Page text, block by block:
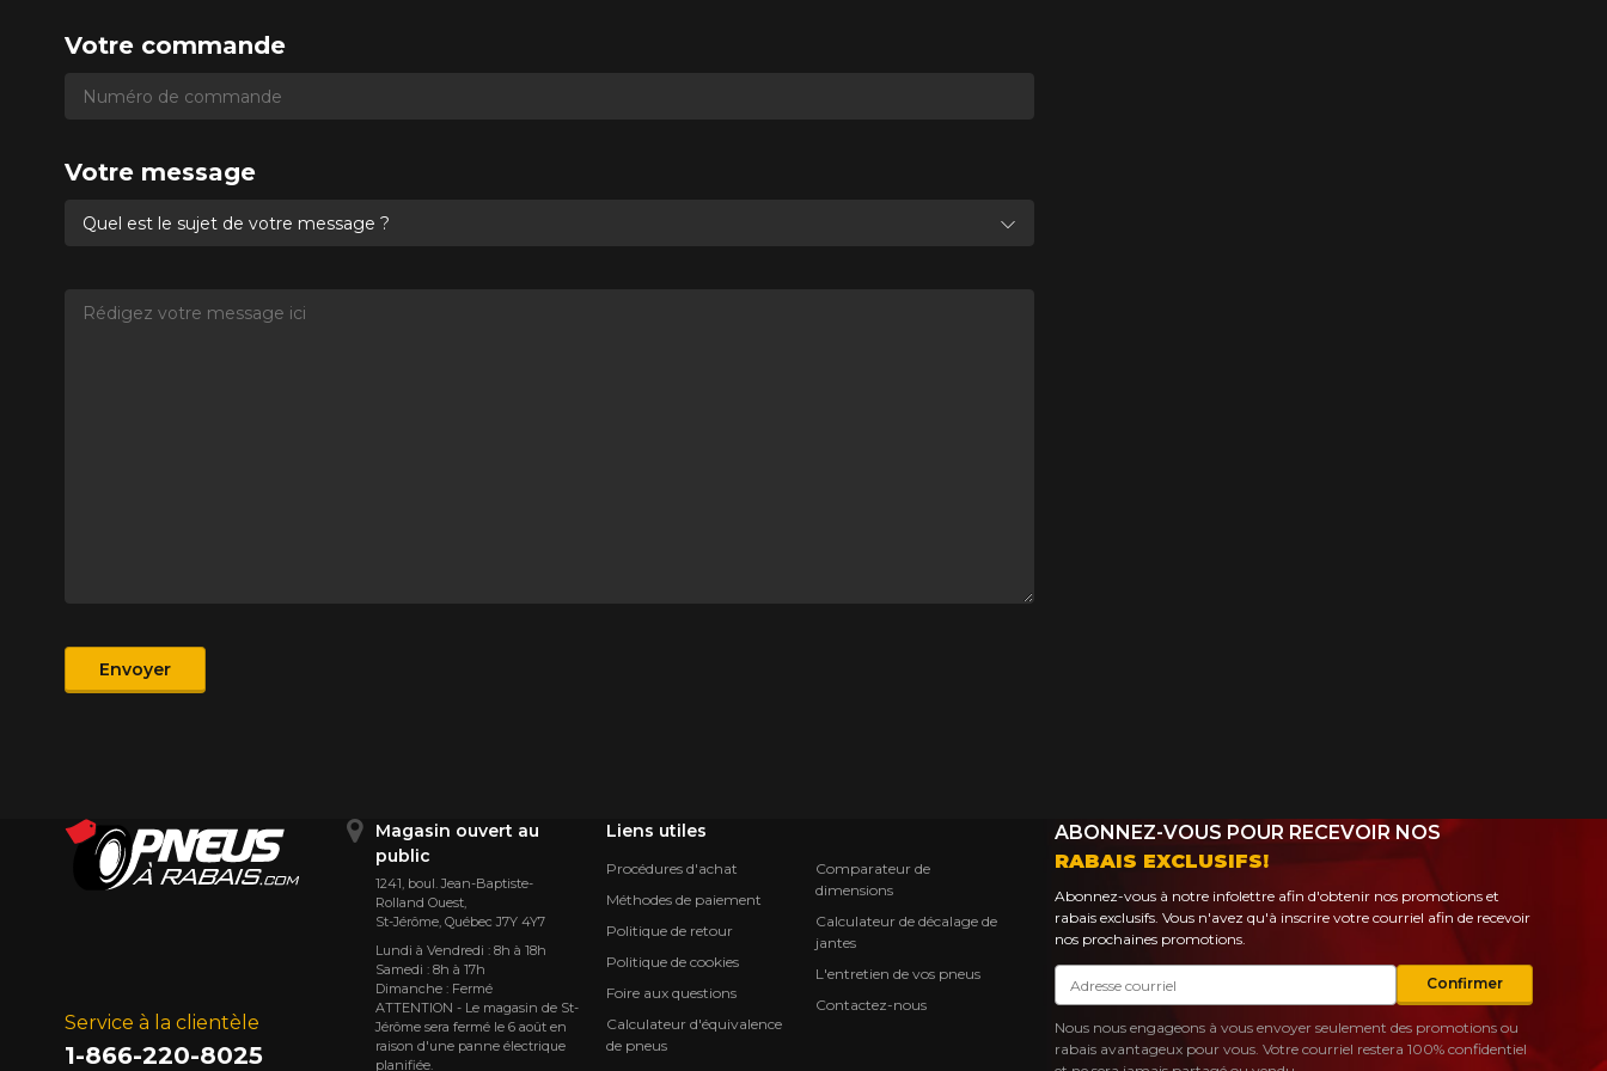
Votre commande
Votre message
Produit
Envoyer
Service à la clientèle
1-866-220-8025
Magasin ouvert au
public
1241, boul. Jean-Baptiste-
Rolland Ouest,
St⁠-⁠Jérôme, Québec J7Y 4Y7
Lundi à Vendredi : 8h à 18h
Samedi : 8h à 17h
Dimanche : Fermé
ATTENTION - Le magasin de St-
Jérôme sera fermé le 6 août en
raison d'une panne électrique
planifiée.
Liens utiles
Procédures d'achat
Méthodes de paiement
Politique de retour
Politique de cookies
Foire aux questions
Calculateur d'équivalence
de pneus
Comparateur de
dimensions
Calculateur de décalage de
jantes
L'entretien de vos pneus
Contactez-nous
ABONNEZ-VOUS POUR RECEVOIR NOS
RABAIS EXCLUSIFS!
Abonnez-vous à notre infolettre afin d'obtenir nos promotions et
rabais exclusifs. Vous n'avez qu'à inscrire votre courriel afin de recevoir
nos prochaines promotions.
Courriel
Confirmer
Nous nous engageons à vous envoyer seulement des promotions ou
rabais avantageux pour vous. Votre courriel restera 100% confidentiel